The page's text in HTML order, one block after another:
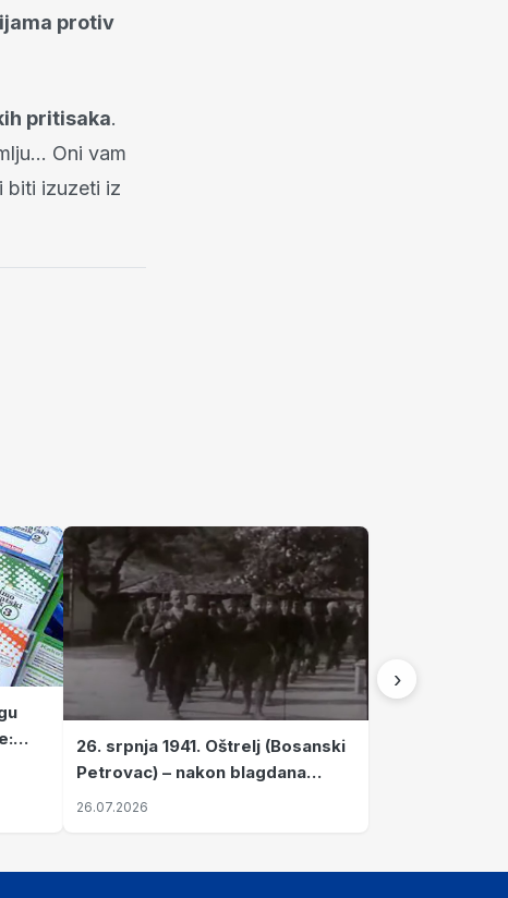
protiv
pritisaka.
Oni vam
biti izuzeti iz
26. srpnja 1941. Oštrelj (Bosanski
Petrovac) – nakon blagdana
Svete Ane izvršen napad srpskih
26.07.2026
›